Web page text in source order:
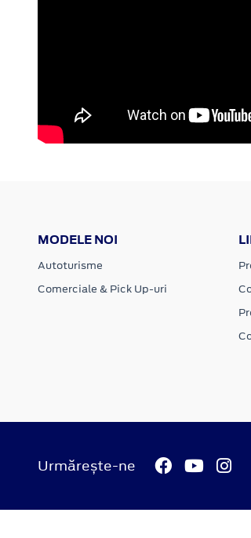
MODELE NOI
Autoturisme
Comerciale & Pick Up-uri
Urmărește-ne